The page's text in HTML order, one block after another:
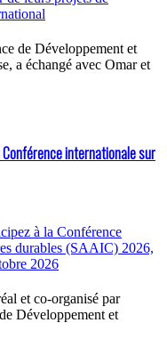
de Développement et
a échangé avec Omar et
Conférence internationale sur
et co-organisé par
Développement et